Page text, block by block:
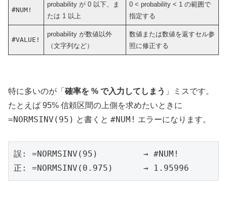
#NUM!
probability が 0 以下、ま
たは 1 以上
0 < probability < 1 の範囲で
指定する
#VALUE!
probability が数値以外
（文字列など）
数値または数値を返すセル参
照に修正する
特に多いのが「 確率を % で入力してしまう 」ミスです。
たとえば 95% 信頼区間の上側を求めたいときに
=NORMSINV(95) と書くと #NUM! エラーになります。
誤: =NORMSINV(95)         → #NUM!
正: =NORMSINV(0.975)      → 1.95996